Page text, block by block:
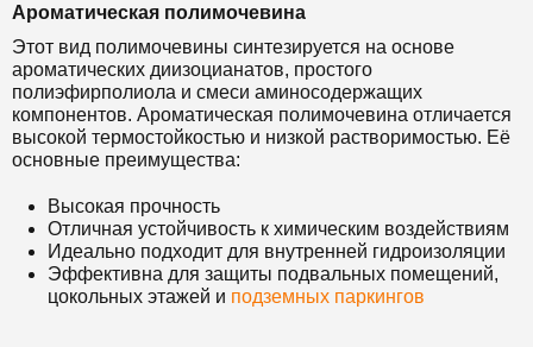
Ароматическая полимочевина
Этот вид полимочевины синтезируется на основе
ароматических диизоцианатов, простого
полиэфирполиола и смеси аминосодержащих
компонентов. Ароматическая полимочевина отличается
высокой термостойкостью и низкой растворимостью. Её
основные преимущества:
Высокая прочность
Отличная устойчивость к химическим воздействиям
Идеально подходит для внутренней гидроизоляции
Эффективна для защиты подвальных помещений,
цокольных этажей и подземных паркингов